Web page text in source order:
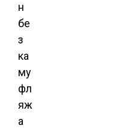
н
бе
з
ка
му
фл
яж
а